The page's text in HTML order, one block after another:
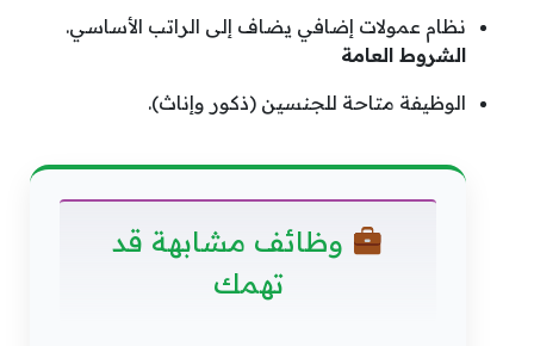
نظام عمولات إضافي يضاف إلى الراتب الأساسي.
الشروط العامة
الوظيفة متاحة للجنسين (ذكور وإناث).
وظائف مشابهة قد
تهمك